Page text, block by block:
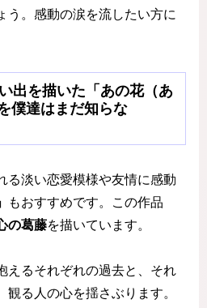
う。感動の涙を流したい方に
出を描いた「あの花（あ
僕達はまだ知らな
る淡い恋愛模様や友情に感動
もおすすめです。この作品
の葛藤を描いています。
えるそれぞれの過去と、それ
観る人の心を揺さぶります。